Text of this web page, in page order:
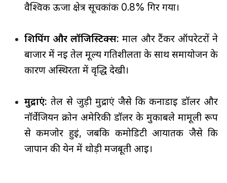
वैश्विक ऊर्जा क्षेत्र सूचकांक 0.8% गिर गया।
शिपिंग और लॉजिस्टिक्स: माल और टैंकर ऑपरेटरों ने
बाजार में नई तेल मूल्य गतिशीलता के साथ समायोजन के
कारण अस्थिरता में वृद्धि देखी।
मुद्राएं: तेल से जुड़ी मुद्राएं जैसे कि कनाडाई डॉलर और
नॉर्वेजियन क्रोन अमेरिकी डॉलर के मुकाबले मामूली रूप
से कमजोर हुईं, जबकि कमोडिटी आयातक जैसे कि
जापान की येन में थोड़ी मजबूती आई।